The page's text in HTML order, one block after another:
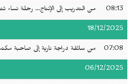
08:13 من التدريب إلى الإنتاج... رحلة نساء
18/12/2025
07:08 من سائقة دراجة نارية إلى صاحبة
06/12/2025